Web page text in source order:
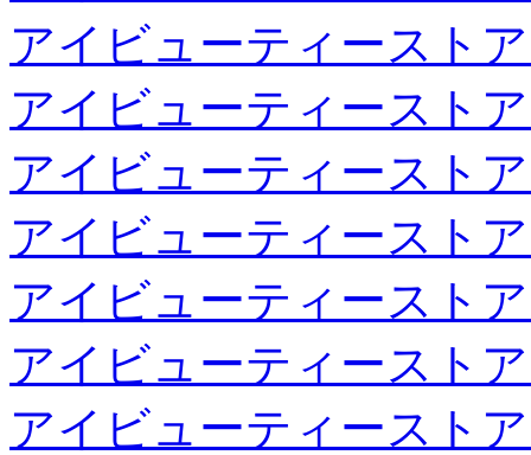
アイビューティースト
アイビューティースト
アイビューティースト
アイビューティースト
アイビューティースト
アイビューティースト
アイビューティースト